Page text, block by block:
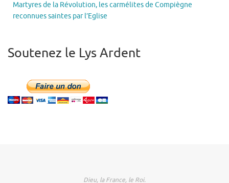
Martyres de la Révolution, les carmélites de Compiègne
reconnues saintes par l’Eglise
Soutenez le Lys Ardent
Dieu, la France, le Roi.